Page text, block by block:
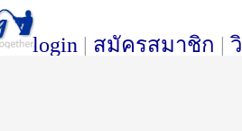
login | สมัครสมาชิก |